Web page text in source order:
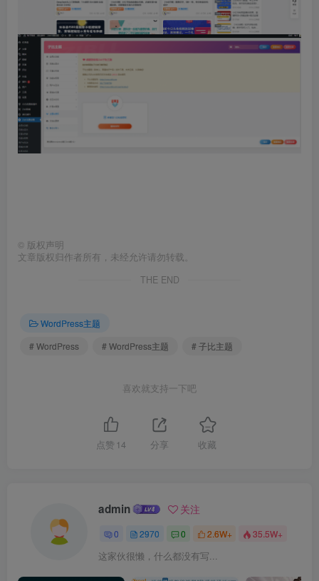
© 版权声明
文章版权归作者所有，未经允许请勿转载。
THE END
WordPress主题
# WordPress
# WordPress主题 # 子比主题
喜欢就支持一下吧
点赞 14 分享 收藏
admin 关注
0 2970 0 2.6W+ 35.5W+
这家伙很懒，什么都没有写...